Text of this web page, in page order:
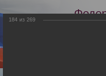
184 из 269